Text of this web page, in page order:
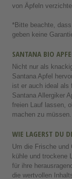
von Äpfeln
*Bitte beachte,
geben keine
SANTANA BIO
Nicht nur als
Santana Apfel
ist er auch ideal als
Santana Allergiker
freien Lauf lassen,
machen zu müssen.
WIE LAGERST DU
Um die Frische
kühle und trockene
für ihre
die wertvollen